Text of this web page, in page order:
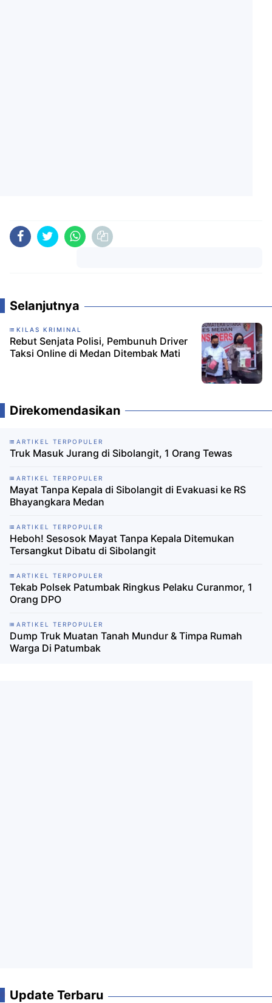
Selanjutnya
KILAS KRIMINAL
Rebut Senjata Polisi, Pembunuh Driver
Taksi Online di Medan Ditembak Mati
Direkomendasikan
ARTIKEL TERPOPULER
Truk Masuk Jurang di Sibolangit, 1 Orang Tewas
ARTIKEL TERPOPULER
Mayat Tanpa Kepala di Sibolangit di Evakuasi ke RS
Bhayangkara Medan
ARTIKEL TERPOPULER
Heboh! Sesosok Mayat Tanpa Kepala Ditemukan
Tersangkut Dibatu di Sibolangit
ARTIKEL TERPOPULER
Tekab Polsek Patumbak Ringkus Pelaku Curanmor, 1
Orang DPO
ARTIKEL TERPOPULER
Dump Truk Muatan Tanah Mundur & Timpa Rumah
Warga Di Patumbak
Update Terbaru